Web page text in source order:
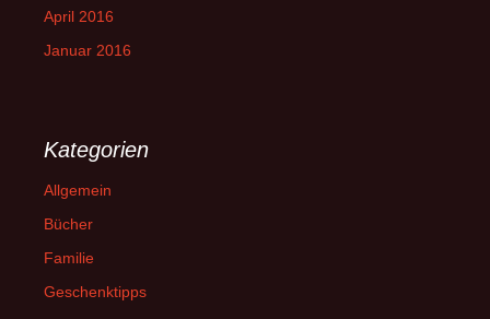
April 2016
Januar 2016
Kategorien
Allgemein
Bücher
Familie
Geschenktipps